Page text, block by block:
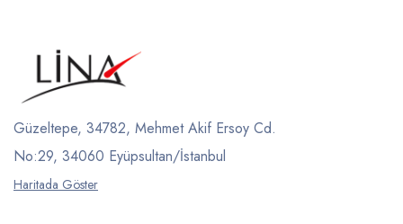
Güzeltepe, 34782, Mehmet Akif Ersoy Cd.
No:29, 34060 Eyüpsultan/İstanbul
Haritada Göster